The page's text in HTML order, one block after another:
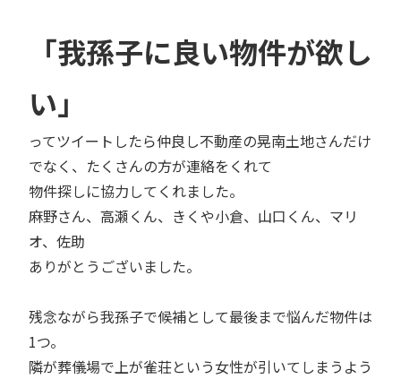
「我孫子に良い物件が欲し
い」
ってツイートしたら仲良し不動産の晃南土地さんだけ
でなく、たくさんの方が連絡をくれて
物件探しに協力してくれました。
麻野さん、高瀬くん、きくや小倉、山口くん、マリ
オ、佐助
ありがとうございました。
残念ながら我孫子で候補として最後まで悩んだ物件は
1つ。
隣が葬儀場で上が雀荘という女性が引いてしまうよう